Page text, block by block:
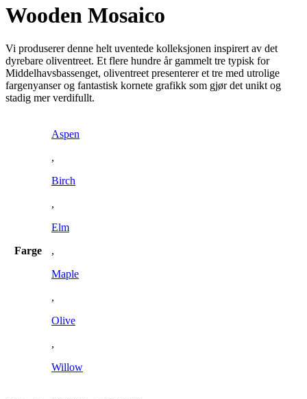
Wooden Mosaico
Vi produserer denne helt uventede kolleksjonen inspirert av det
dyrebare oliventreet. Et flere hundre år gammelt tre typisk for
Middelhavsbassenget, oliventreet presenterer et tre med utrolige
fargenyanser og fantastisk kornete grafikk som gjør det unikt og
stadig mer verdifullt.
Farge
Aspen
,
Birch
,
Elm
,
Maple
,
Olive
,
Willow